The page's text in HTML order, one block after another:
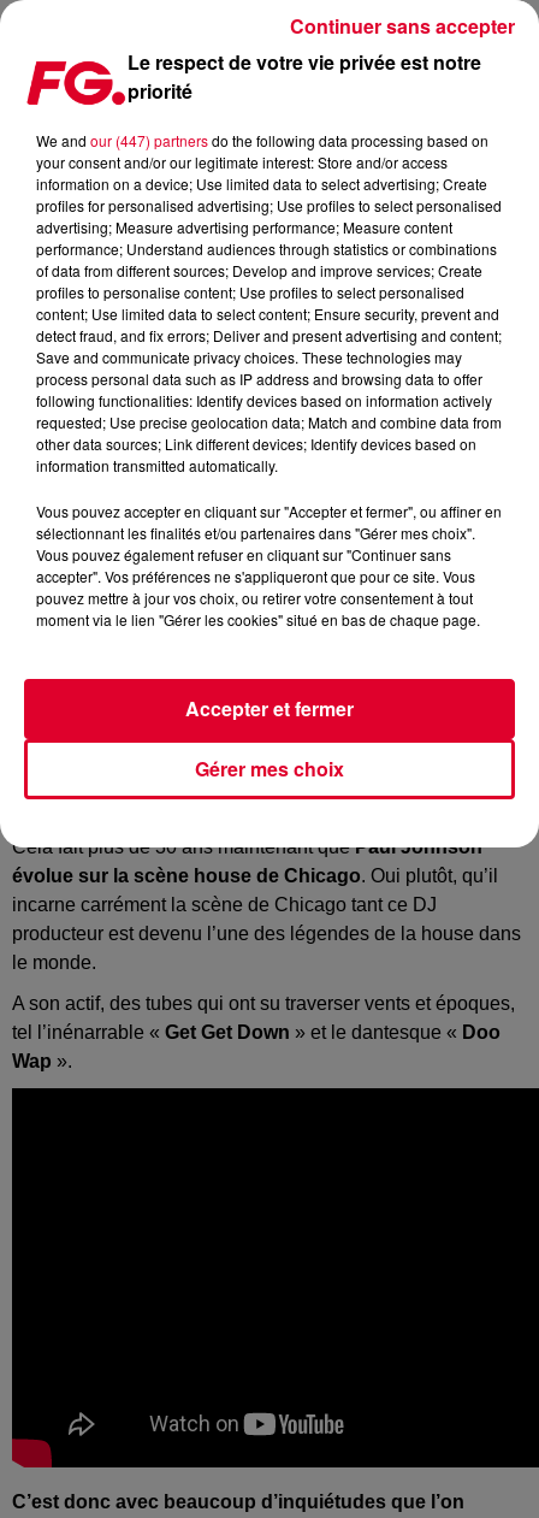
LA LÉGENDE PAUL JOHNSON EN SOINS INTENSIFS
Publié : 21 juillet 2021 à 16h13 par Christophe HUBERT
Le DJ américain a été hospitalisé en
début de semaine
Crédit :facebook.com/DJPaulJohnson
Cela fait plus de 30 ans maintenant quePaul Johnson
évolue sur la scène house de Chicago. Oui plutôt, qu’il
incarne carrément la scène de Chicago tant ce DJ
producteur est devenu l’une des légendes de la house dans
le monde.
A son actif, des tubes qui ont su traverser vents et époques,
tel l’inénarrable « Get Get Down » et le dantesque « Doo
Wap ».
C’est donc avec beaucoup d’inquiétudes que l’on
Le respect de votre vie privée est notre
priorité
We and our (447) partnersdo the following data processing based on
your consent and/or our legitimate interest: Store and/or access
information on a device; Use limited data to select advertising; Create
profiles for personalised advertising; Use profiles to select personalised
advertising; Measure advertising performance; Measure content
performance; Understand audiences through statistics or combinations
of data from different sources; Develop and improve services; Create
profiles to personalise content; Use profiles to select personalised
content; Use limited data to select content; Ensure security, prevent and
detect fraud, and fix errors; Deliver and present advertising and content;
Save and communicate privacy choices. These technologies may
process personal data such as IP address and browsing data to offer
following functionalities: Identify devices based on information actively
requested; Use precise geolocation data; Match and combine data from
other data sources; Link different devices; Identify devices based on
information transmitted automatically.
Vous pouvez accepter en cliquant sur "Accepter et fermer", ou affiner en
sélectionnant les finalités et/ou partenaires dans "Gérer mes choix".
Vous pouvez également refuser en cliquant sur "Continuer sans
accepter". Vos préférences ne s'appliqueront que pour ce site. Vous
pouvez mettre à jour vos choix, ou retirer votre consentement à tout
moment via le lien "Gérer les cookies" situé en bas de chaque page.
Gérer mes choix
Accepter et fermer
Continuer sans accepter